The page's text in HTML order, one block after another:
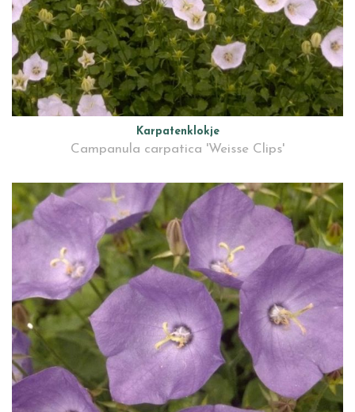
Karpatenklokje
Campanula carpatica 'Weisse Clips'